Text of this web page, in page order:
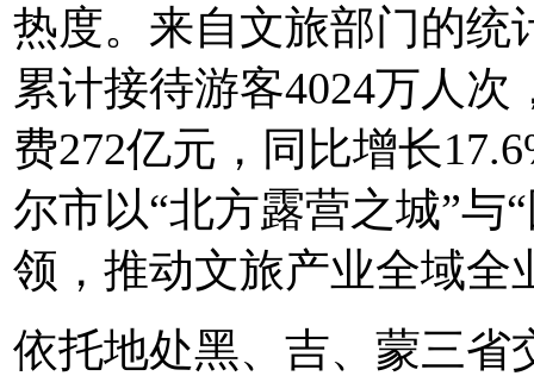
热度。来自文旅部门的统
累计接待游客4024万人
费272亿元，同比增长
尔市以“北方露营之城”与
领，推动文旅产业全域全
依托地处黑、吉、蒙三省